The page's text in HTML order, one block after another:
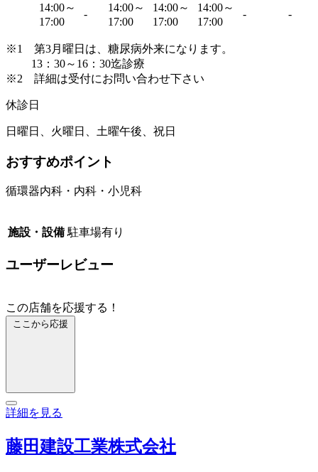
14:00～
17:00
-
14:00～
17:00
14:00～
17:00
14:00～
17:00
- -
※1 第3月曜日は、糖尿病外来になります。
13：30～16：30迄診療
※2 詳細は受付にお問い合わせ下さい
休診日
日曜日、火曜日、土曜午後、祝日
おすすめポイント
循環器内科・内科・小児科
施設・設備 駐車場有り
ユーザーレビュー
この店舗を応援する！
ここから応援
詳細を見る
藤田建設工業株式会社